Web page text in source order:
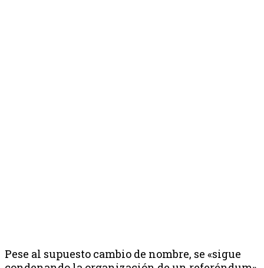
Pese al supuesto cambio de nombre, se «sigue